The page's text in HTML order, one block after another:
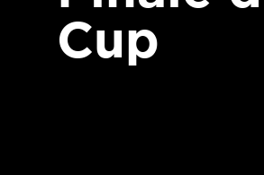
Cup